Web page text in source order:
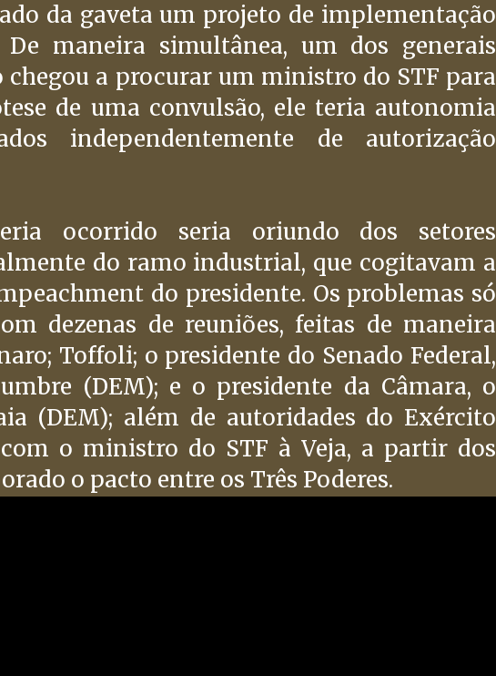
da gaveta um projeto de implementação
maneira simultânea, um dos generais
a procurar um ministro do STF para
de uma convulsão, ele teria autonomia
independentemente de autorização
ocorrido seria oriundo dos setores
do ramo industrial, que cogitavam a
do presidente. Os problemas só
dezenas de reuniões, feitas de maneira
Toffoli; o presidente do Senado Federal,
(DEM); e o presidente da Câmara, o
(DEM); além de autoridades do Exército
o ministro do STF à Veja, a partir dos
o pacto entre os Três Poderes.